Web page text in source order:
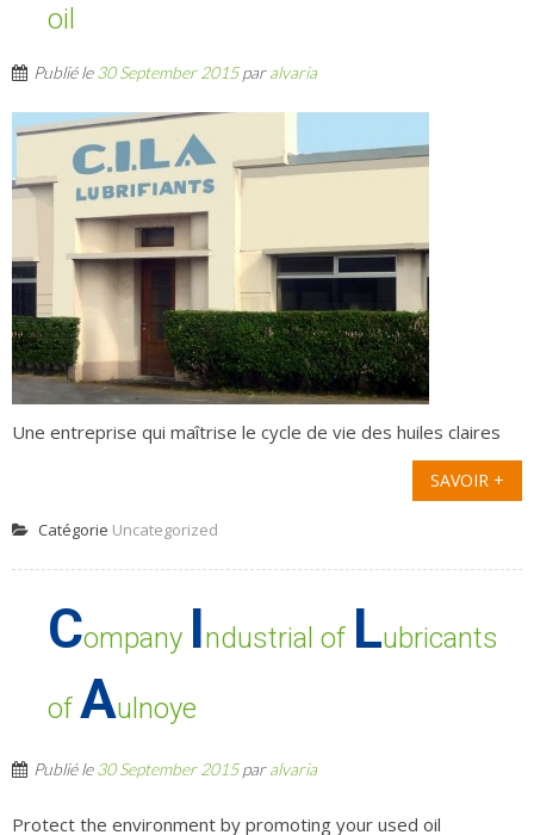
oil
Publié le30 September 2015paralvaria
Une entreprise qui maîtrise le cycle de vie des huiles claires
SAVOIR +
Catégorie Uncategorized
Company Industrial of Lubricants
of Aulnoye
Publié le30 September 2015paralvaria
Protect the environment by promoting your used oil